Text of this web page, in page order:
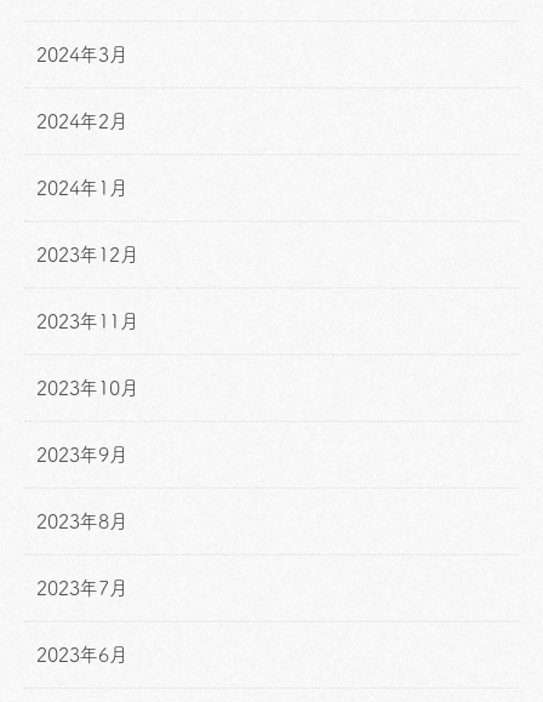
2024年3月
2024年2月
2024年1月
2023年12月
2023年11月
2023年10月
2023年9月
2023年8月
2023年7月
2023年6月